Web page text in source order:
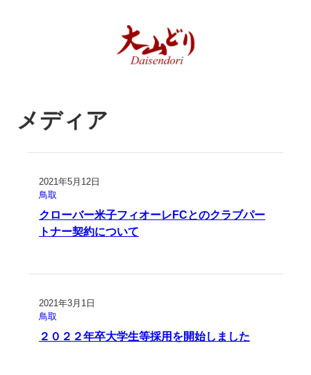
メディア
2021年5月12日
鳥取
クローバー米子フィオーレFCとのクラブパー
トナー契約について
2021年3月1日
鳥取
２０２２年卒大学生等採用を開始しました